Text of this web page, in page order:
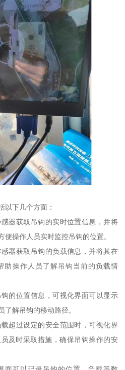
以下几个方面：
器获取吊钩的实时位置信息，并将
操作人员实时监控吊钩的位置。
器获取吊钩的负载信息，并将其在
助操作人员了解吊钩当前的负载情
的位置信息，可视化界面可以显示
了解吊钩的移动路径。
超过设定的安全范围时，可视化界
及时采取措施，确保吊钩操作的安